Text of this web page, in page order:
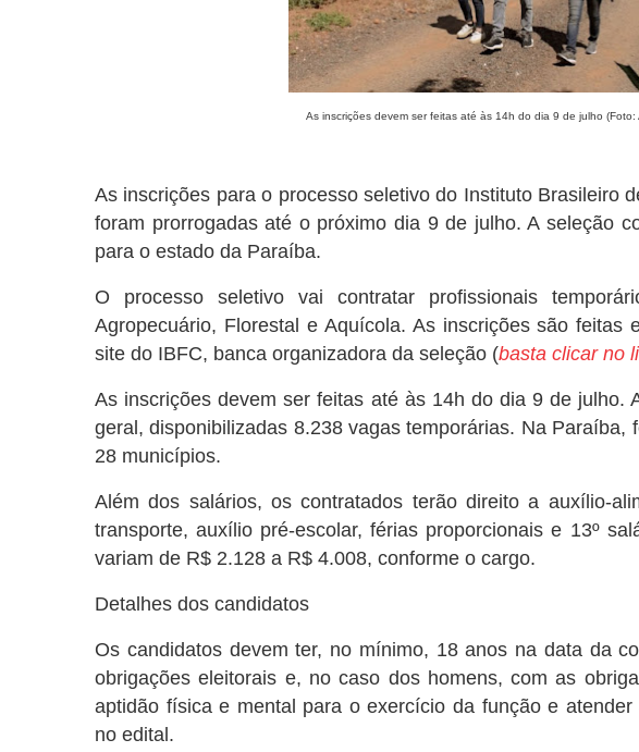
As inscrições devem ser feitas até às 14h do dia 9 de julho (Foto:
As inscrições para o processo seletivo do Instituto Brasileiro
foram prorrogadas até o próximo dia 9 de julho. A seleção
para o estado da Paraíba.
O processo seletivo vai contratar profissionais
Agropecuário, Florestal e Aquícola. As inscrições são feitas
site do IBFC, banca organizadora da seleção (basta clicar no
As inscrições devem ser feitas até às 14h do dia 9 de julho.
geral, disponibilizadas 8.238 vagas temporárias. Na Paraíba,
28 municípios.
Além dos salários, os contratados terão direito a auxílio-
transporte, auxílio pré-escolar, férias proporcionais e 13º
variam de R$ 2.128 a R$ 4.008, conforme o cargo.
Detalhes dos candidatos
Os candidatos devem ter, no mínimo, 18 anos na data da
obrigações eleitorais e, no caso dos homens, com as
aptidão física e mental para o exercício da função e
no edital.